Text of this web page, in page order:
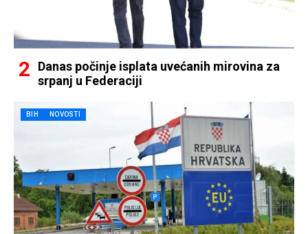
Danas počinje isplata uvećanih mirovina za
srpanj u Federaciji
BIH NOVOSTI